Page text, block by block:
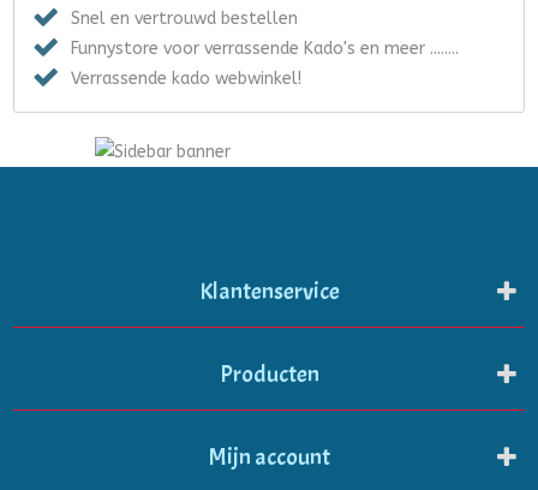
Snel en vertrouwd bestellen
Funnystore voor verrassende Kado's en meer ........
Verrassende kado webwinkel!
Klantenservice
Producten
Mijn account